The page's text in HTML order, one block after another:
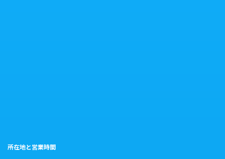
所在地と営業時間